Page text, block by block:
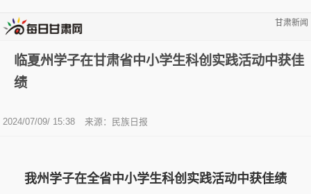
甘肃新闻
临夏州学子在甘肃省中小学生科创实践活动中获佳
绩
2024/07/09/ 15:38 来源：民族日报
我州学子在全省中小学生科创实践活动中获佳绩